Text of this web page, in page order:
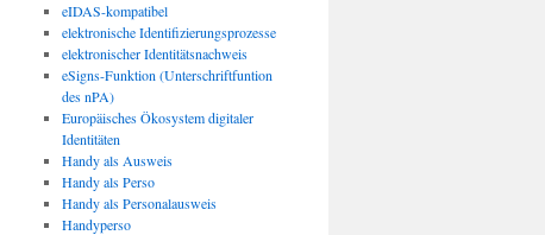
eIDAS-kompatibel
elektronische Identifizierungsprozesse
elektronischer Identitätsnachweis
eSigns-Funktion (Unterschriftfuntion
des nPA)
Europäisches Ökosystem digitaler
Identitäten
Handy als Ausweis
Handy als Perso
Handy als Personalausweis
Handyperso